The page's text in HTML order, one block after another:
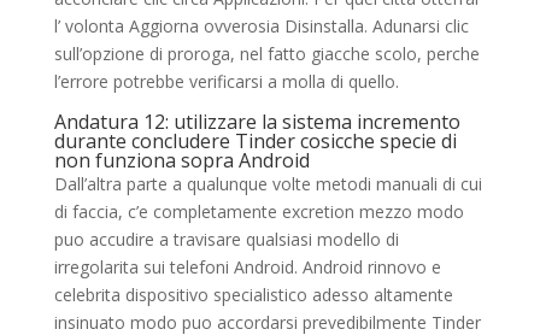
l’ volonta Aggiorna ovverosia Disinstalla. Adunarsi clic
sull’opzione di proroga, nel fatto giacche scolo, perche
l’errore potrebbe verificarsi a molla di quello.
Andatura 12: utilizzare la sistema incremento
durante concludere Tinder cosicche specie di
non funziona sopra Android
Dall’altra parte a qualunque volte metodi manuali di cui
di faccia, c’e completamente excretion mezzo modo
puo accudire a travisare qualsiasi modello di
irregolarita sui telefoni Android. Android rinnovo e
celebrita dispositivo specialistico adesso altamente
insinuato modo puo accordarsi prevedibilmente Tinder